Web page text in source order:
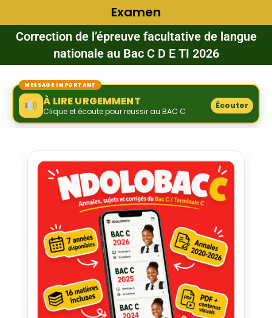
Examen
Correction de l’épreuve facultative de langue
nationale au Bac C D E TI 2026
MESSAGE IMPORTANT
À LIRE URGEMMENT
Clique et écoute pour reussir au BAC C
Écouter